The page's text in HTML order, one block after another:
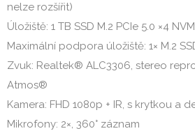
nelze rozšířit)
Úložiště: 1 TB SSD M.2 PCIe 5.0 ×4
Maximální podpora úložiště: 1× M.2
Zvuk: Realtek® ALC3306, stereo
Atmos®
Kamera: FHD 1080p + IR, s krytkou a
Mikrofony: 2×, 360° záznam